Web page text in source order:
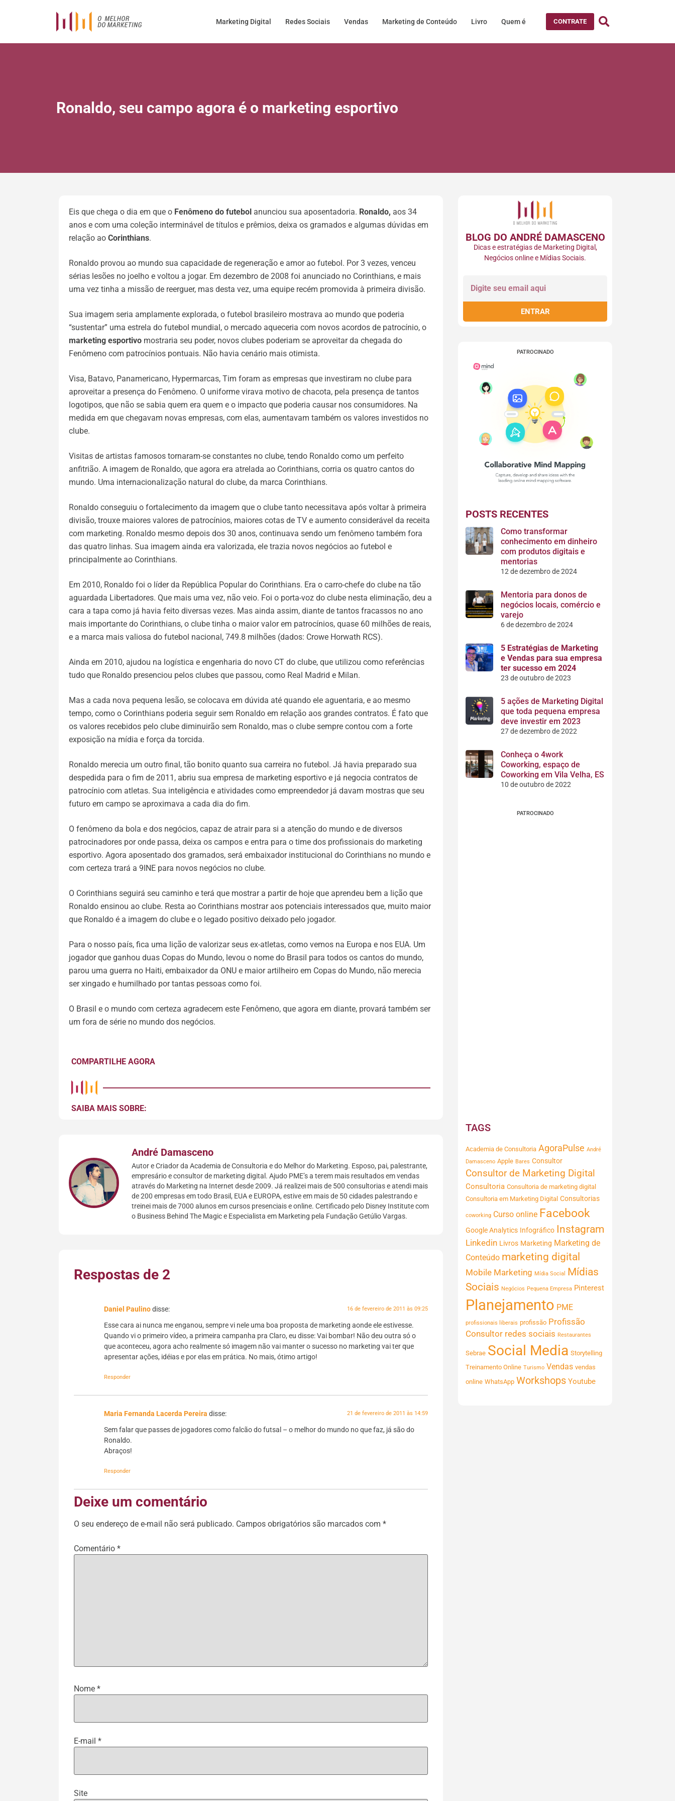
Marketing Digital Redes Sociais Vendas Marketing de Conteúdo Livro Quem é CONTRATE
Ronaldo, seu campo agora é o marketing esportivo
Eis que chega o dia em que o Fenômeno do futebol anunciou sua aposentadoria. Ronaldo, aos 34
anos e com uma coleção interminável de títulos e prêmios, deixa os gramados e algumas dúvidas em
relação ao Corinthians.
Ronaldo provou ao mundo sua capacidade de regeneração e amor ao futebol. Por 3 vezes, venceu
sérias lesões no joelho e voltou a jogar. Em dezembro de 2008 foi anunciado no Corinthians, e mais
uma vez tinha a missão de reerguer, mas desta vez, uma equipe recém promovida à primeira divisão.
Sua imagem seria amplamente explorada, o futebol brasileiro mostrava ao mundo que poderia
“sustentar” uma estrela do futebol mundial, o mercado aqueceria com novos acordos de patrocínio, o
marketing esportivo mostraria seu poder, novos clubes poderiam se aproveitar da chegada do
Fenômeno com patrocínios pontuais. Não havia cenário mais otimista.
Visa, Batavo, Panamericano, Hypermarcas, Tim foram as empresas que investiram no clube para
aproveitar a presença do Fenômeno. O uniforme virava motivo de chacota, pela presença de tantos
logotipos, que não se sabia quem era quem e o impacto que poderia causar nos consumidores. Na
medida em que chegavam novas empresas, com elas, aumentavam também os valores investidos no
clube.
Visitas de artistas famosos tornaram-se constantes no clube, tendo Ronaldo como um perfeito
anfitrião. A imagem de Ronaldo, que agora era atrelada ao Corinthians, corria os quatro cantos do
mundo. Uma internacionalização natural do clube, da marca Corinthians.
Ronaldo conseguiu o fortalecimento da imagem que o clube tanto necessitava após voltar à primeira
divisão, trouxe maiores valores de patrocínios, maiores cotas de TV e aumento considerável da receita
com marketing. Ronaldo mesmo depois dos 30 anos, continuava sendo um fenômeno também fora
das quatro linhas. Sua imagem ainda era valorizada, ele trazia novos negócios ao futebol e
principalmente ao Corinthians.
Em 2010, Ronaldo foi o líder da República Popular do Corinthians. Era o carro-chefe do clube na tão
aguardada Libertadores. Que mais uma vez, não veio. Foi o porta-voz do clube nesta eliminação, deu a
cara a tapa como já havia feito diversas vezes. Mas ainda assim, diante de tantos fracassos no ano
mais importante do Corinthians, o clube tinha o maior valor em patrocínios, quase 60 milhões de reais,
e a marca mais valiosa do futebol nacional, 749.8 milhões (dados: Crowe Horwath RCS).
Ainda em 2010, ajudou na logística e engenharia do novo CT do clube, que utilizou como referências
tudo que Ronaldo presenciou pelos clubes que passou, como Real Madrid e Milan.
Mas a cada nova pequena lesão, se colocava em dúvida até quando ele aguentaria, e ao mesmo
tempo, como o Corinthians poderia seguir sem Ronaldo em relação aos grandes contratos. É fato que
os valores recebidos pelo clube diminuirão sem Ronaldo, mas o clube sempre contou com a forte
exposição na mídia e força da torcida.
Ronaldo merecia um outro final, tão bonito quanto sua carreira no futebol. Já havia preparado sua
despedida para o fim de 2011, abriu sua empresa de marketing esportivo e já negocia contratos de
patrocínio com atletas. Sua inteligência e atividades como empreendedor já davam mostras que seu
futuro em campo se aproximava a cada dia do fim.
O fenômeno da bola e dos negócios, capaz de atrair para si a atenção do mundo e de diversos
patrocinadores por onde passa, deixa os campos e entra para o time dos profissionais do marketing
esportivo. Agora aposentado dos gramados, será embaixador institucional do Corinthians no mundo e
com certeza trará a 9INE para novos negócios no clube.
O Corinthians seguirá seu caminho e terá que mostrar a partir de hoje que aprendeu bem a lição que
Ronaldo ensinou ao clube. Resta ao Corinthians mostrar aos potenciais interessados que, muito maior
que Ronaldo é a imagem do clube e o legado positivo deixado pelo jogador.
Para o nosso país, fica uma lição de valorizar seus ex-atletas, como vemos na Europa e nos EUA. Um
jogador que ganhou duas Copas do Mundo, levou o nome do Brasil para todos os cantos do mundo,
parou uma guerra no Haiti, embaixador da ONU e maior artilheiro em Copas do Mundo, não merecia
ser xingado e humilhado por tantas pessoas como foi.
O Brasil e o mundo com certeza agradecem este Fenômeno, que agora em diante, provará também ser
um fora de série no mundo dos negócios.
COMPARTILHE AGORA
SAIBA MAIS SOBRE:
André Damasceno
Autor e Criador da Academia de Consultoria e do Melhor do Marketing. Esposo, pai, palestrante,
empresário e consultor de marketing digital. Ajudo PME’s a terem mais resultados em vendas
através do Marketing na Internet desde 2009. Já realizei mais de 500 consultorias e atendi mais
de 200 empresas em todo Brasil, EUA e EUROPA, estive em mais de 50 cidades palestrando e
treinei mais de 7000 alunos em cursos presenciais e online. Certificado pelo Disney Institute com
o Business Behind The Magic e Especialista em Marketing pela Fundação Getúlio Vargas.
Respostas de 2
Daniel Paulinodisse: 16 de fevereiro de 2011 às 09:25
Esse cara ai nunca me enganou, sempre vi nele uma boa proposta de marketing aonde ele estivesse.
Quando vi o primeiro vídeo, a primeira campanha pra Claro, eu disse: Vai bombar! Não deu outra só o
que aconteceu, agora acho realmente só imagem não vai manter o sucesso no marketing vai ter que
apresentar ações, idéias e por elas em prática. No mais, ótimo artigo!
Responder
Maria Fernanda Lacerda Pereira disse: 21 de fevereiro de 2011 às 14:59
Sem falar que passes de jogadores como falcão do futsal – o melhor do mundo no que faz, já são do
Ronaldo.
Abraços!
Responder
Deixe um comentário
O seu endereço de e-mail não será publicado. Campos obrigatórios são marcados com *
Comentário *
Nome *
E-mail *
Site
BLOG DO ANDRÉ DAMASCENO​
Dicas e estratégias de Marketing Digital,
Negócios online e Mídias Sociais.
ENTRAR
PATROCINADO
POSTS RECENTES
Como transformar
conhecimento em dinheiro
com produtos digitais e
mentorias
12 de dezembro de 2024
Mentoria para donos de
negócios locais, comércio e
varejo
6 de dezembro de 2024
5 Estratégias de Marketing
e Vendas para sua empresa
ter sucesso em 2024
23 de outubro de 2023
5 ações de Marketing Digital
que toda pequena empresa
deve investir em 2023
27 de dezembro de 2022
Conheça o 4work
Coworking, espaço de
Coworking em Vila Velha, ES
10 de outubro de 2022
PATROCINADO
TAGS
Academia de Consultoria AgoraPulse André
Damasceno Apple Bares Consultor
Consultor de Marketing Digital
Consultoria Consultoria de marketing digital
Consultoria em Marketing Digital Consultorias
coworking Curso online Facebook
Google Analytics Infográfico Instagram
Linkedin Livros Marketing Marketing de
Conteúdo marketing digital
Mobile Marketing Mídia Social
Mídias
Sociais Negócios Pequena Empresa Pinterest
Planejamento PME
profissionais liberais profissão Profissão
Consultor redes sociais Restaurantes
Sebrae Social Media Storytelling
Treinamento Online Turismo Vendas vendas
online WhatsApp Workshops Youtube